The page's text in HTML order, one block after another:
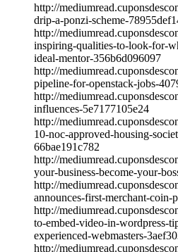
http://
drip-a-ponzi-scheme-
http://
inspiring-qualities-to-look-for-
ideal-mentor-356b6d096097
http://
pipeline-for-openstack-jobs-
http://
influences-5e7177105e24
http://
10-noc-approved-housing-
66bae191c782
http://
your-business-become-your-
http://
announces-first-merchant-coin-
http://
to-embed-video-in-wordpress-
experienced-webmasters-
http://